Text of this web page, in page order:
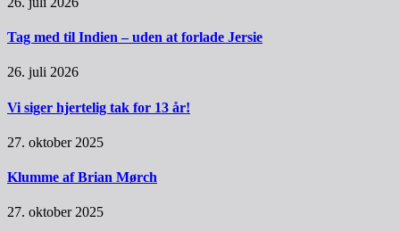
Tag med til Indien – uden at forlade Jersie
26. juli 2026
Vi siger hjertelig tak for 13 år!
27. oktober 2025
Klumme af Brian Mørch
27. oktober 2025